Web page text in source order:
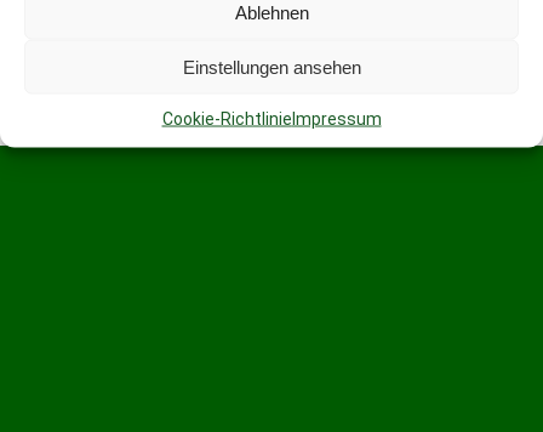
Ablehnen
Einstellungen ansehen
Cookie-RichtlinieImpressum